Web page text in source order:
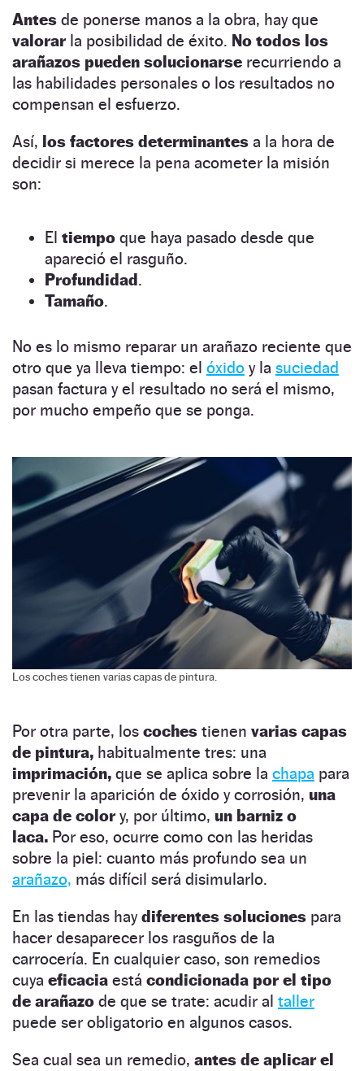
Antes de ponerse manos a la obra, hay que
valorar la posibilidad de éxito. No todos los
arañazos pueden solucionarse recurriendo a
las habilidades personales o los resultados no
compensan el esfuerzo.
Así, los factores determinantes a la hora de
decidir si merece la pena acometer la misión
son:
El tiempo que haya pasado desde que
apareció el rasguño.
Profundidad.
Tamaño.
No es lo mismo reparar un arañazo reciente que
otro que ya lleva tiempo: el óxido y la suciedad
pasan factura y el resultado no será el mismo,
por mucho empeño que se ponga.
Los coches tienen varias capas de pintura.
Por otra parte, los coches tienen varias capas
de pintura, habitualmente tres: una
imprimación, que se aplica sobre la chapa para
prevenir la aparición de óxido y corrosión, una
capa de colory, por último, un barniz o
laca. Por eso, ocurre como con las heridas
sobre la piel: cuanto más profundo sea un
arañazo, más difícil será disimularlo.
En las tiendas haydiferentes soluciones para
hacer desaparecer los rasguños de la
carrocería. En cualquier caso, son remedios
cuya eficacia está condicionada por el tipo
de arañazo de que se trate: acudir al taller
puede ser obligatorio en algunos casos.
Sea cual sea un remedio, antes de aplicar el